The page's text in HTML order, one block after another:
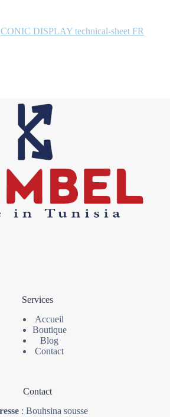
CONIC DISPLAY technical-sheet FR
Services
Accueil
Boutique
Blog
Contact
Contact
: Bouhsina sousse